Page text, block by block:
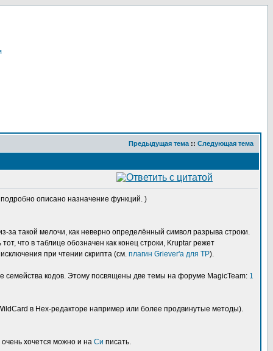
Предыдущая тема :: Следующая тема
подробно описано назначение функций. )
за такой мелочи, как неверно определённый символ разрыва строки.
что в таблице обозначен как конец строки, Kruptar режет
при чтении скрипта (см. плагин Griever'а для TP).
семейства кодов. Этому посвящены две темы на форуме MagicTeam: 1
в Hex-редакторе например или более продвинутые методы).
хочется можно и на Си писать.